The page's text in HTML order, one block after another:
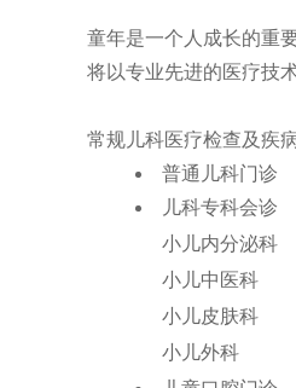
童年是一个人成长的重
将以专业先进的医疗技
常规儿科医疗检查及疾
普通儿科门诊
儿科专科会诊
小儿内分泌科
小儿中医科
小儿皮肤科
小儿外科